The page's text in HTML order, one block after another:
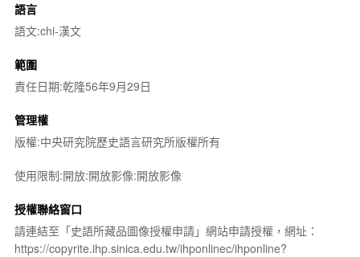
語言
語文:chi-漢文
範圍
責任日期:乾隆56年9月29日
管理權
版權:中央研究院歷史語言研究所版權所有
使用限制:開放:開放影像:開放影像
授權聯絡窗口
請連結至「史語所藏品圖像授權申請」網站申請授權，網址：
https://copyrite.ihp.sinica.edu.tw/ihponlinec/ihponline?